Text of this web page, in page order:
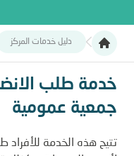
دليل خدمات المركز
خدمة طلب الانضمام/
خدمة طلب
جمعية عمومية
تتيح هذه الخدمة